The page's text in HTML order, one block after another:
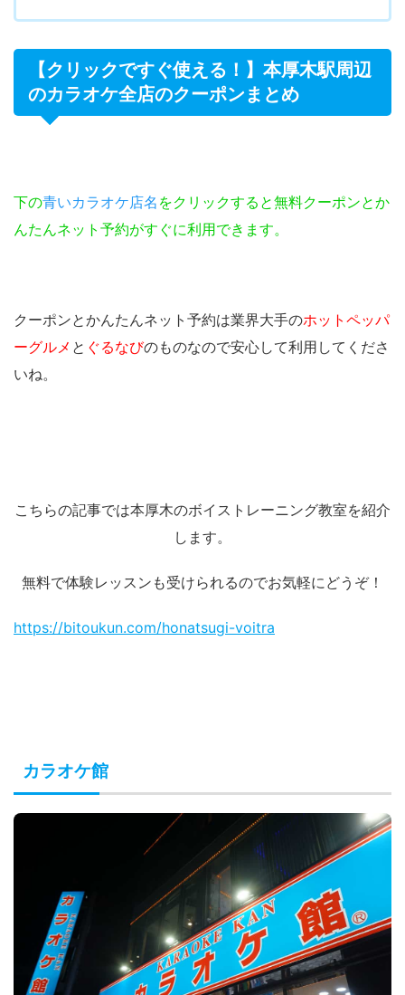
【クリックですぐ使える！】本厚木駅周辺
のカラオケ全店のクーポンまとめ
下の青いカラオケ店名 をクリックすると無料クーポンとか
んたんネット予約がすぐに利用できます。
クーポンとかんたんネット予約は業界大手のホットペッパ
ーグルメ と ぐるなびのものなので安心して利用してくださ
いね。
こちらの記事では本厚木のボイストレーニング教室を紹介
します。
無料で体験レッスンも受けられるのでお気軽にどうぞ！
https://bitoukun.com/honatsugi-voitra
カラオケ館